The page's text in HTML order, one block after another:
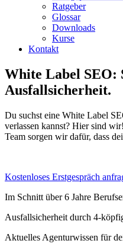
Ratgeber
Glossar
Downloads
Kurse
Kontakt
White Label SEO:
Ausfallsicherheit.
Du suchst eine White Label
verlassen kannst? Hier sind
Team sorgen wir dafür, dass
Kostenloses Erstgespräch
Im Schnitt über 6 Jahre
Ausfallsicherheit durch 4-
Aktuelles Agenturwissen für